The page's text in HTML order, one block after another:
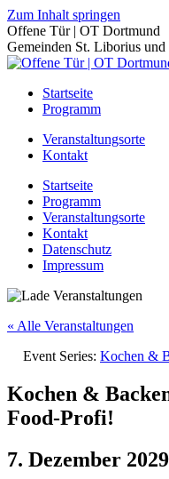
Zum Inhalt springen
Offene Tür | OT Dortmund
Gemeinden St. Liborius
Startseite
Programm
Veranstaltungsorte
Kontakt
Startseite
Programm
Veranstaltungsorte
Kontakt
Datenschutz
Impressum
« Alle Veranstaltungen
Event Series: Kochen &
Kochen &
Food-Profi!
7. Dezember